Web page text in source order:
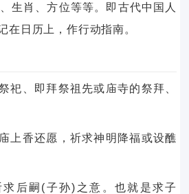
生肖、方位等等。即古代中国人
在日历上，作行动指南。
祀、即拜祭祖先或庙寺的祭拜、
上香还愿，祈求神明降福或设醮
后嗣(子孙)之意。也就是求子